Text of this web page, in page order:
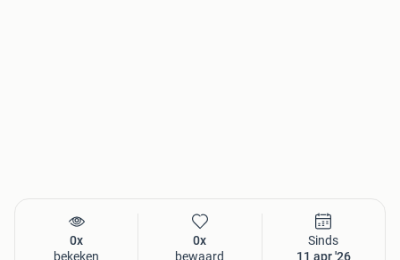
0x
bekeken
0x
bewaard
Sinds
11 apr '26